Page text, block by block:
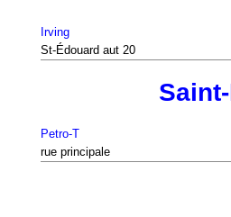
Irving
St-Édouard aut 20
Petro-T
rue principale